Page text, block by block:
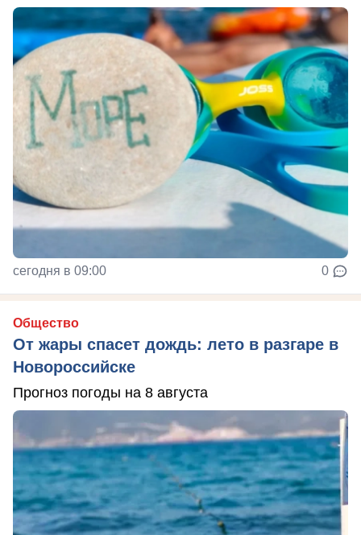
сегодня в 09:00 0
Общество
От жары спасет дождь: лето в разгаре в
Новороссийске
Прогноз погоды на 8 августа